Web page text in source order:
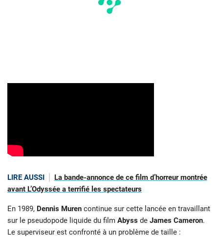
LIRE AUSSI
La bande-annonce de ce film d’horreur montrée
avant L’Odyssée a terrifié les spectateurs
En 1989, Dennis Muren continue sur cette lancée en travaillant
sur le pseudopode liquide du film Abyss de James Cameron.
Le superviseur est confronté à un problème de taille :